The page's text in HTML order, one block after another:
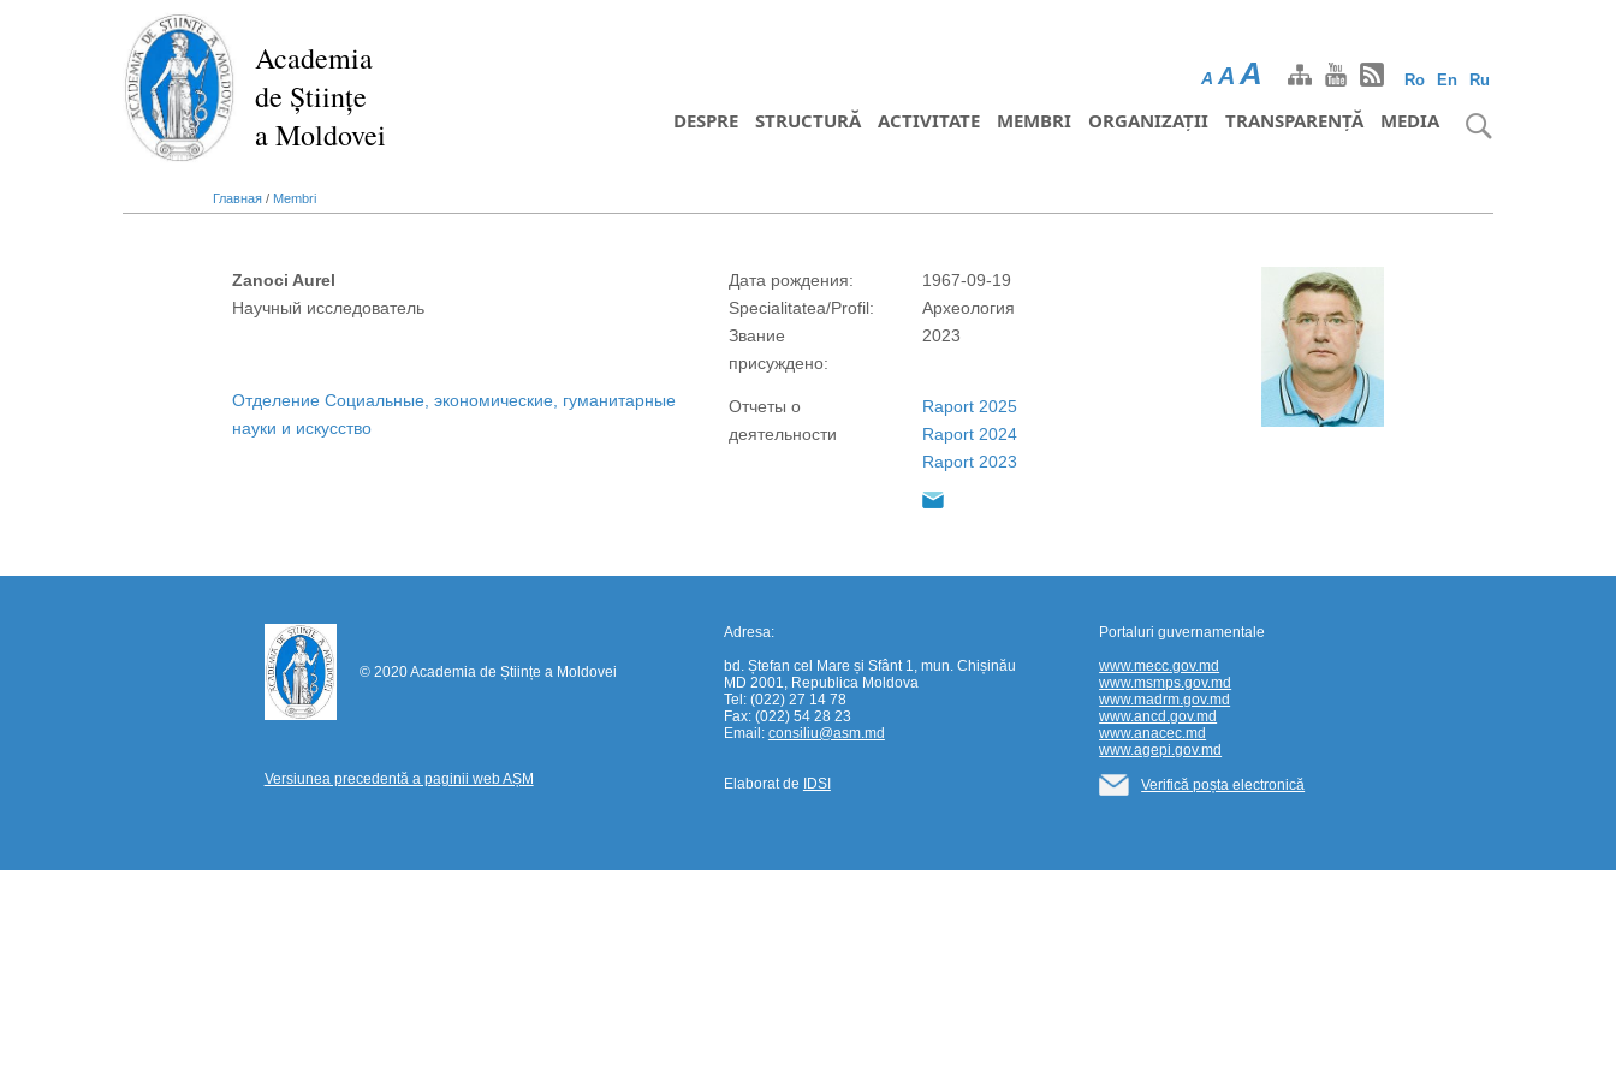
Academia
de Științe
a Moldovei
Ro En Ru
A A A
DESPRE STRUCTURĂ ACTIVITATE MEMBRI ORGANIZAȚII TRANSPARENȚĂ MEDIA
Главная / Membri
Zanoci Aurel
Научный исследователь
Дата рождения:
Specialitatea/Profil:
Звание
присуждено:
1967-09-19
Археология
2023
Отделение Социальные, экономические, гуманитарные
науки и искусство
Отчеты о
деятельности
Raport 2025
Raport 2024
Raport 2023
© 2020 Academia de Științe a Moldovei
Versiunea precedentă a paginii web AȘM
Adresa:
bd. Ștefan cel Mare și Sfânt 1, mun. Chișinău
MD 2001, Republica Moldova
Tel: (022) 27 14 78
Fax: (022) 54 28 23
Email: consiliu@asm.md
Elaborat de IDSI
https://propletenie.ru/
Portaluri guvernamentale
www.mecc.gov.md
www.msmps.gov.md
www.madrm.gov.md
www.ancd.gov.md
www.anacec.md
www.agepi.gov.md
Verifică poșta electronică